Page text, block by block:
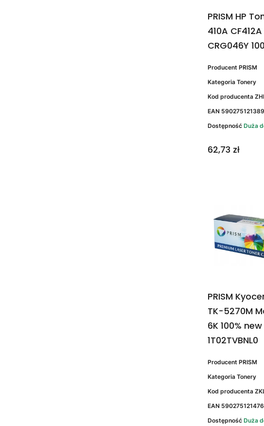
PRISM HP
410A
CRG046Y
Producent PRISM
Kategoria Tonery
Kod producenta
EAN
Dostępność Duża
62,73 zł
PRISM
TK-5270M
6K 100% new
1T02TVBNL0
Producent PRISM
Kategoria Tonery
Kod producenta
EAN
Dostępność Duża